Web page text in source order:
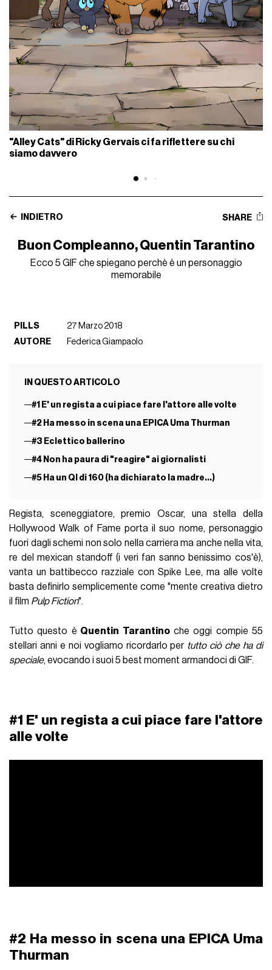
"Alley Cats" di Ricky Gervais ci fa riflettere su chi
siamo davvero
INDIETRO SHARE
Buon Compleanno, Quentin Tarantino
Ecco 5 GIF che spiegano perchè è un personaggio
memorabile
AUTORE
Federica Giampaolo
#1 E' un regista a cui piace fare l'attore alle volte
#2 Ha messo in scena una EPICA Uma Thurman
#3 Eclettico ballerino
#4 Non ha paura di "reagire" ai giornalisti
#5 Ha un QI di 160 (ha dichiarato la madre...)
Regista, sceneggiatore, premio Oscar, una stella della
Hollywood Walk of Fame porta il suo nome, personaggio
fuori dagli schemi non solo nella carriera ma anche nella vita,
il filmPulp Fiction".